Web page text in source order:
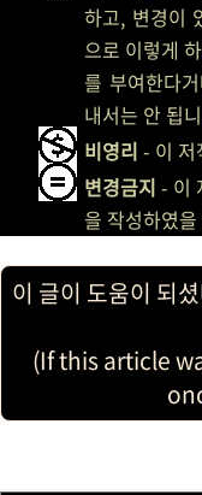
하고, 변경이
으로 이렇게
를 부여한다
내서는 안 됩
비영리 - 이 저
변경금지 - 이
을 작성하였
이 글이 도움이 되
(If this article